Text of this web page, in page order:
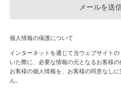
個人情報の保護について
インターネットを通じて当ウェブサイト
いた際に、必要な情報の元となるお客様の
お客様の個人情報を、お客様の同意なし
ん。